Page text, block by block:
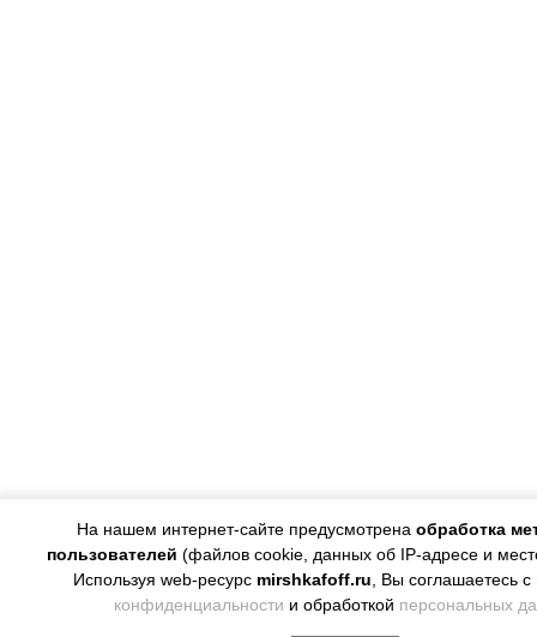
На нашем интернет-сайте предусмотрена обработка
пользователей (файлов cookie, данных об IP-адресе и
Используя web-ресурс mirshkafoff.ru , Вы соглашаетесь с
конфиденциальности и обработкой персональных